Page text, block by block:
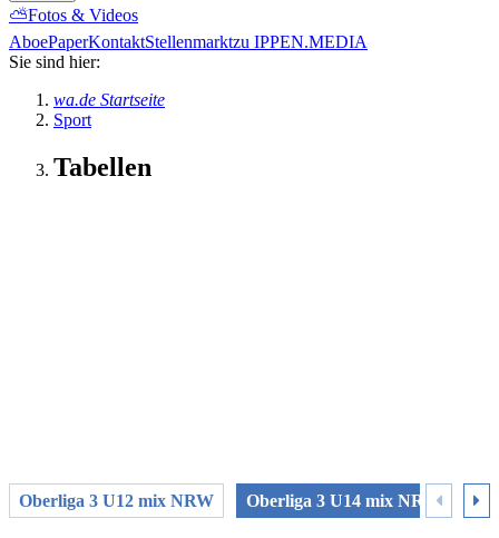
⛅Fotos & Videos
AboePaperKontaktStellenmarktzu IPPEN.MEDIA
Sie sind hier:
wa.de Startseite
Sport
Tabellen
Oberliga 3 U12 mix NRW Oberliga 3 U14 mix NRW